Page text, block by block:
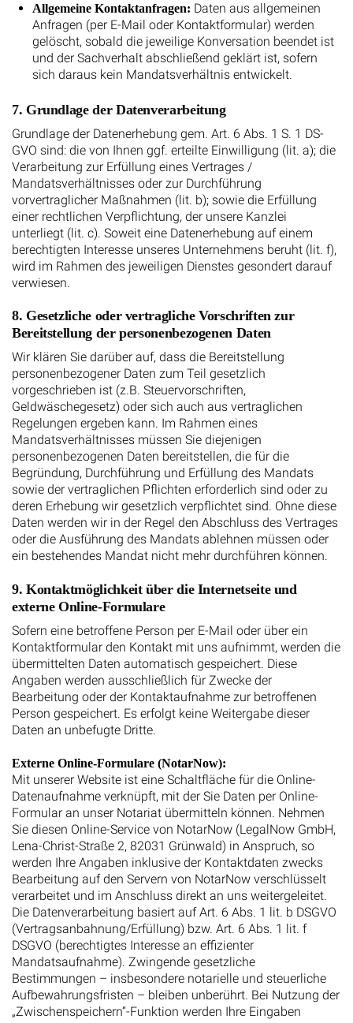
Allgemeine Kontaktanfragen: Daten aus allgemeinen
Anfragen (per E-Mail oder Kontaktformular) werden
gelöscht, sobald die jeweilige Konversation beendet ist
und der Sachverhalt abschließend geklärt ist, sofern
sich daraus kein Mandatsverhältnis entwickelt.
7. Grundlage der Datenverarbeitung
Grundlage der Datenerhebung gem. Art. 6 Abs. 1 S. 1 DS-
GVO sind: die von Ihnen ggf. erteilte Einwilligung (lit. a); die
Verarbeitung zur Erfüllung eines Vertrages /
Mandatsverhältnisses oder zur Durchführung
vorvertraglicher Maßnahmen (lit. b); sowie die Erfüllung
einer rechtlichen Verpflichtung, der unsere Kanzlei
unterliegt (lit. c). Soweit eine Datenerhebung auf einem
berechtigten Interesse unseres Unternehmens beruht (lit. f),
wird im Rahmen des jeweiligen Dienstes gesondert darauf
verwiesen.
8. Gesetzliche oder vertragliche Vorschriften zur
Bereitstellung der personenbezogenen Daten
Wir klären Sie darüber auf, dass die Bereitstellung
personenbezogener Daten zum Teil gesetzlich
vorgeschrieben ist (z.B. Steuervorschriften,
Geldwäschegesetz) oder sich auch aus vertraglichen
Regelungen ergeben kann. Im Rahmen eines
Mandatsverhältnisses müssen Sie diejenigen
personenbezogenen Daten bereitstellen, die für die
Begründung, Durchführung und Erfüllung des Mandats
sowie der vertraglichen Pflichten erforderlich sind oder zu
deren Erhebung wir gesetzlich verpflichtet sind. Ohne diese
Daten werden wir in der Regel den Abschluss des Vertrages
oder die Ausführung des Mandats ablehnen müssen oder
ein bestehendes Mandat nicht mehr durchführen können.
9. Kontaktmöglichkeit über die Internetseite und
externe Online-Formulare
Sofern eine betroffene Person per E-Mail oder über ein
Kontaktformular den Kontakt mit uns aufnimmt, werden die
übermittelten Daten automatisch gespeichert. Diese
Angaben werden ausschließlich für Zwecke der
Bearbeitung oder der Kontaktaufnahme zur betroffenen
Person gespeichert. Es erfolgt keine Weitergabe dieser
Daten an unbefugte Dritte.
Externe Online-Formulare (NotarNow):
Mit unserer Website ist eine Schaltfläche für die Online-
Datenaufnahme verknüpft, mit der Sie Daten per Online-
Formular an unser Notariat übermitteln können. Nehmen
Sie diesen Online-Service von NotarNow (LegalNow GmbH,
Lena-Christ-Straße 2, 82031 Grünwald) in Anspruch, so
werden Ihre Angaben inklusive der Kontaktdaten zwecks
Bearbeitung auf den Servern von NotarNow verschlüsselt
verarbeitet und im Anschluss direkt an uns weitergeleitet.
Die Datenverarbeitung basiert auf Art. 6 Abs. 1 lit. b DSGVO
(Vertragsanbahnung/Erfüllung) bzw. Art. 6 Abs. 1 lit. f
DSGVO (berechtigtes Interesse an effizienter
Mandatsaufnahme). Zwingende gesetzliche
Bestimmungen – insbesondere notarielle und steuerliche
Aufbewahrungsfristen – bleiben unberührt. Bei Nutzung der
„Zwischenspeichern“-Funktion werden Ihre Eingaben